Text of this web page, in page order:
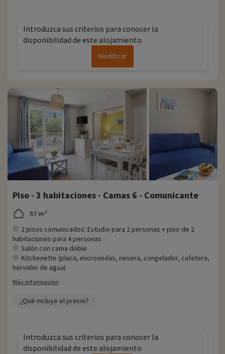
Introduzca sus criterios para conocer la
disponibilidad de este alojamiento
Modificar
Piso - 3 habitaciones - Camas 6 - Comunicante
57 m²
2 pisos comunicados: Estudio para 2 personas + piso de 2
habitaciones para 4 personas
Salón con cama doble
Kitchenette (placa, microondas, nevera, congelador, cafetera,
hervidor de agua)
Más información
¿Qué incluye el precio?
Introduzca sus criterios para conocer la
disponibilidad de este alojamiento